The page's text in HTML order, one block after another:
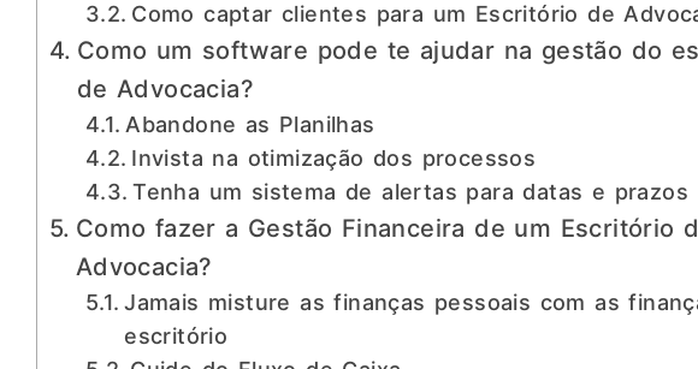
Como captar clientes para um Escritório de
Como um software pode te ajudar na gestão do
de Advocacia?
Abandone as Planilhas
Invista na otimização dos processos
Tenha um sistema de alertas para datas e prazos
Como fazer a Gestão Financeira de um Escritório
Advocacia?
Jamais misture as finanças pessoais com as
escritório